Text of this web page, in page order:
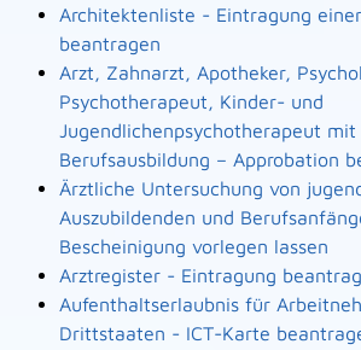
Architektenliste - Eintragung
beantragen
Arzt, Zahnarzt, Apotheker,
Psychotherapeut, Kinder- und
Jugendlichenpsychotherapeut mit
Berufsausbildung – Approbation
Ärztliche Untersuchung von
Auszubildenden und
Bescheinigung vorlegen lassen
Arztregister - Eintragung
Aufenthaltserlaubnis für
Drittstaaten - ICT-Karte